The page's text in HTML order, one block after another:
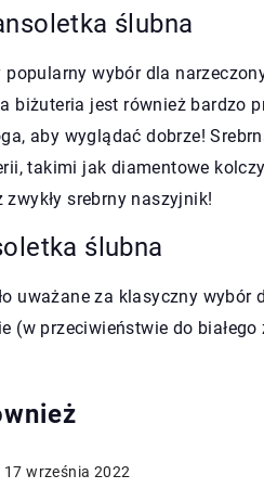
ślubna
wybór dla
biżuteria jest również bardzo
aby wyglądać dobrze!
takimi jak diamentowe
srebrny naszyjnik!
ślubna
uważane za klasyczny
(w przeciwieństwie do
17 września 2022